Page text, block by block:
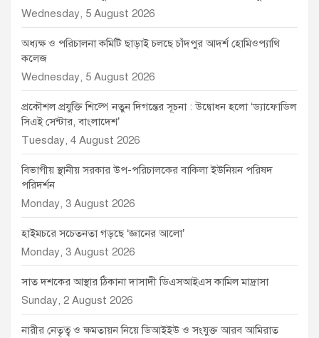
Wednesday, 5 August 2026
অধ্যক্ষ ও পরিচালনা কমিটি ছাড়াই চলছে চাঁদপুর আদর্শ হোমিওপ্যাথি
কলেজ
Wednesday, 5 August 2026
প্রকৌশল প্রযুক্তি শিল্পে নতুন দিগন্তের সূচনা : উদ্বোধন হলো ‘ড্যাফোডিল
সিএই সেন্টার, বাংলাদেশ’
Tuesday, 4 August 2026
বিভাগীয় স্থানীয় সরকার উপ-পরিচালকের বাকিলা ইউনিয়ন পরিষদ
পরিদর্শন
Monday, 3 August 2026
হাইমচরে সচেতনতা গড়ছে ‘জ্ঞানের আলো’
Monday, 3 August 2026
সাত দশকের আস্থার ঠিকানা দাসাদী ডিএসআইএস কামিল মাদ্রাসা
Sunday, 2 August 2026
নারীর নেতৃত্ব ও ক্ষমতায়ন নিয়ে ডিআইইউ ও সংযুক্ত আরব আমিরাত